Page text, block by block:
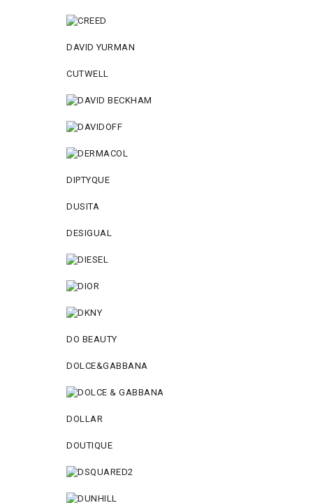
DAVID YURMAN
CUTWELL
DIPTYQUE
DUSITA
DESIGUAL
DO BEAUTY
DOLCE&GABBANA
DOLLAR
DOUTIQUE